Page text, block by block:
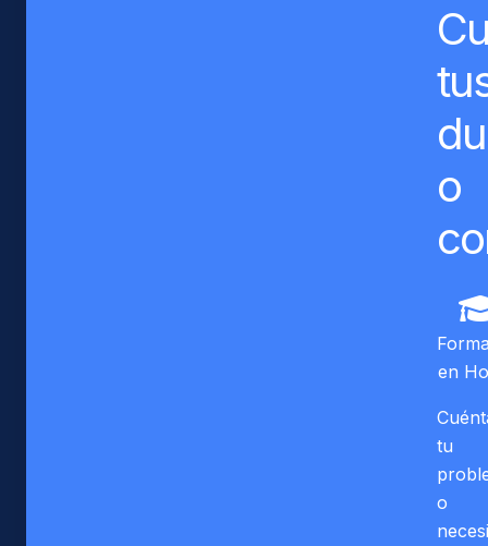
o
en
tu
o